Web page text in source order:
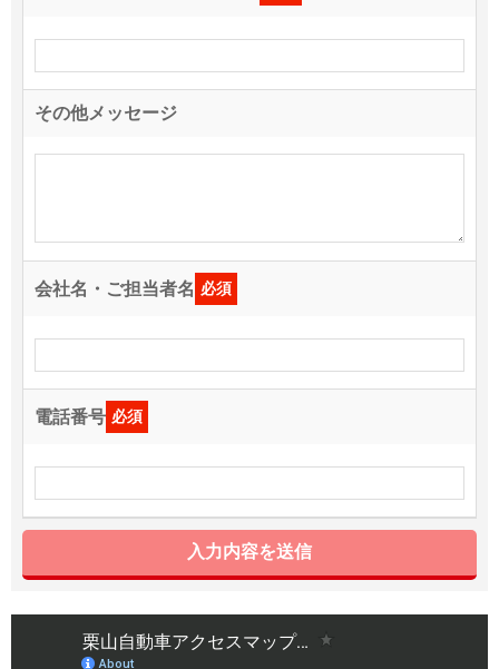
その他メッセージ
会社名・ご担当者名 必須
電話番号 必須
入力内容を送信